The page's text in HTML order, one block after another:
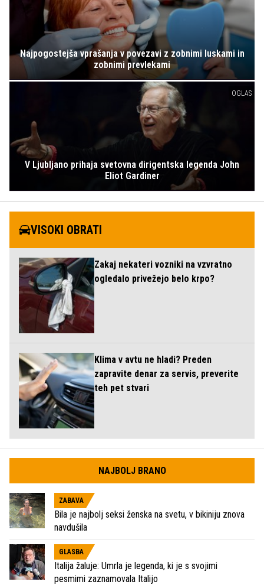
Najpogostejša vprašanja v povezavi z zobnimi luskami in
zobnimi prevlekami
OGLAS
V Ljubljano prihaja svetovna dirigentska legenda John
Eliot Gardiner
VISOKI OBRATI
Zakaj nekateri vozniki na vzvratno
ogledalo privežejo belo krpo?
Klima v avtu ne hladi? Preden
zapravite denar za servis, preverite
teh pet stvari
NAJBOLJ BRANO
ZABAVA
Bila je najbolj seksi ženska na svetu, v bikiniju znova
navdušila
GLASBA
Italija žaluje: Umrla je legenda, ki je s svojimi
pesmimi zaznamovala Italijo